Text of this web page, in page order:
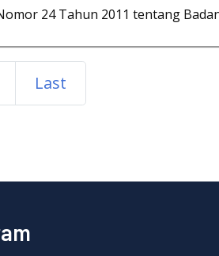
24 Tahun 2011 tentang
Last